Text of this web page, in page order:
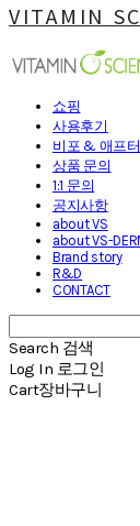
VITAMIN
쇼핑
사용후기
비포 & 애프터
상품 문의
1:1 문의
공지사항
about VS
about VS-
Brand story
R&D
CONTACT
Search 검색
Log In 로그인
Cart장바구니